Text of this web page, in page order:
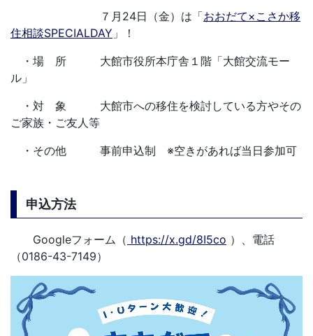
７月24日（金）は「おおだて×こさか移
住相談SPECIALDAY 」！
・場 所 大館市役所本庁舎１階「大館交流モー
ル」
・対 象 大館市への移住を検討している方やその
ご家族・ご友人等
・その他 事前申込制 ※空きがあれば当日参加可
申込方法
Googleフォーム（ https://x.gd/8I5co ）、電話
（0186-43-7149）